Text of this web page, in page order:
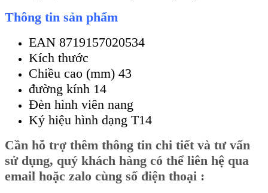
Thông tin sản phẩm
EAN 8719157020534
Kích thước
Chiều cao (mm) 43
đường kính 14
Đèn hình viên nang
Ký hiệu hình dạng T14
Cần hỗ trợ thêm thông tin chi tiết và tư vấn
sử dụng, quý khách hàng có thể liên hệ qua
email hoặc zalo cùng số điện thoại :